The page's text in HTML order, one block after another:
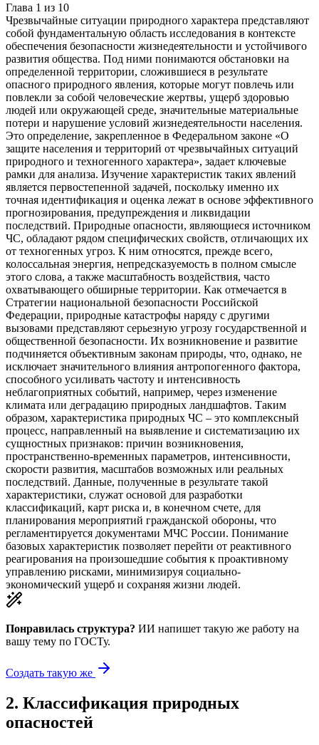
Глава 1 из 10
Чрезвычайные ситуации природного характера представляют
собой фундаментальную область исследования в контексте
обеспечения безопасности жизнедеятельности и устойчивого
развития общества. Под ними понимаются обстановки на
определенной территории, сложившиеся в результате
опасного природного явления, которые могут повлечь или
повлекли за собой человеческие жертвы, ущерб здоровью
людей или окружающей среде, значительные материальные
потери и нарушение условий жизнедеятельности населения.
Это определение, закрепленное в Федеральном законе «О
защите населения и территорий от чрезвычайных ситуаций
природного и техногенного характера», задает ключевые
рамки для анализа. Изучение характеристик таких явлений
является первостепенной задачей, поскольку именно их
точная идентификация и оценка лежат в основе эффективного
прогнозирования, предупреждения и ликвидации
последствий. Природные опасности, являющиеся источником
ЧС, обладают рядом специфических свойств, отличающих их
от техногенных угроз. К ним относятся, прежде всего,
колоссальная энергия, непредсказуемость в полном смысле
этого слова, а также масштабность воздействия, часто
охватывающего обширные территории. Как отмечается в
Стратегии национальной безопасности Российской
Федерации, природные катастрофы наряду с другими
вызовами представляют серьезную угрозу государственной и
общественной безопасности. Их возникновение и развитие
подчиняется объективным законам природы, что, однако, не
исключает значительного влияния антропогенного фактора,
способного усиливать частоту и интенсивность
неблагоприятных событий, например, через изменение
климата или деградацию природных ландшафтов. Таким
образом, характеристика природных ЧС – это комплексный
процесс, направленный на выявление и систематизацию их
сущностных признаков: причин возникновения,
пространственно-временных параметров, интенсивности,
скорости развития, масштабов возможных или реальных
последствий. Данные, полученные в результате такой
характеристики, служат основой для разработки
классификаций, карт риска и, в конечном счете, для
планирования мероприятий гражданской обороны, что
регламентируется документами МЧС России. Понимание
базовых характеристик позволяет перейти от реактивного
реагирования на произошедшие события к проактивному
управлению рисками, минимизируя социально-
экономический ущерб и сохраняя жизни людей.
Понравилась структура? ИИ напишет такую же работу на
вашу тему по ГОСТу.
Создать такую же
2. Классификация природных
опасностей